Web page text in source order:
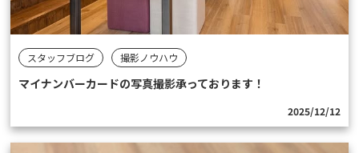
スタッフブログ 撮影ノウハウ
マイナンバーカードの写真撮影承っております！
2025/12/12